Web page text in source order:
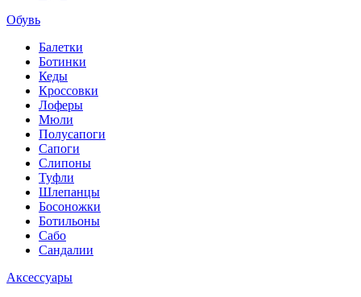
Обувь
Балетки
Ботинки
Кеды
Кроссовки
Лоферы
Мюли
Полусапоги
Сапоги
Слипоны
Туфли
Шлепанцы
Босоножки
Ботильоны
Сабо
Сандалии
Аксессуары